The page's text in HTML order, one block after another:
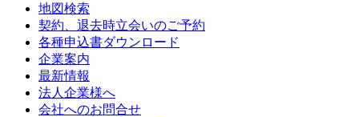
地図検索
契約、退去時立会いのご予約
各種申込書ダウンロード
企業案内
最新情報
法人企業様へ
会社へのお問合せ